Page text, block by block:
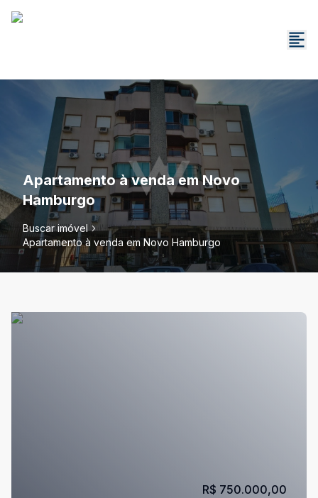
Apartamento à venda em Novo
Hamburgo
Buscar imóvel
Apartamento à venda em Novo Hamburgo
R$ 750.000,00